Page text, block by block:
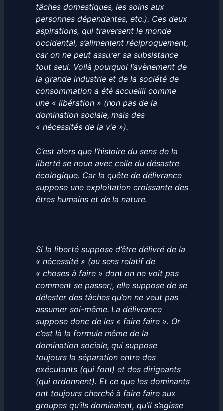
tâches domestiques, les soins aux
personnes dépendantes, etc.). Ces deux
aspirations, qui traversent le monde
occidental, s’alimentent réciproquement,
car on ne peut assurer sa subsistance
tout seul. Voilà pourquoi l’avènement de
la grande industrie et de la société de
consommation a été accueilli comme
une « libération » (non pas de la
domination sociale, mais des
« nécessités de la vie »).
C’est alors que l’histoire du sens de la
liberté se noue avec celle du désastre
écologique. Car la quête de délivrance
suppose une exploitation croissante des
êtres humains et de la nature.
Si la liberté suppose d’être délivré de la
« nécessité » (au sens relatif de
« choses à faire » dont on ne voit pas
comment se passer), elle suppose de se
délester des tâches qu’on ne veut pas
assumer soi-même. La délivrance
suppose donc de les « faire faire ». Or
c’est là la formule même de la
domination sociale, qui suppose
toujours la séparation entre des
exécutants (qui font) et des dirigeants
(qui ordonnent). Et ce que les dominants
ont toujours cherché à faire faire aux
groupes qu’ils dominaient, qu’il s’agisse